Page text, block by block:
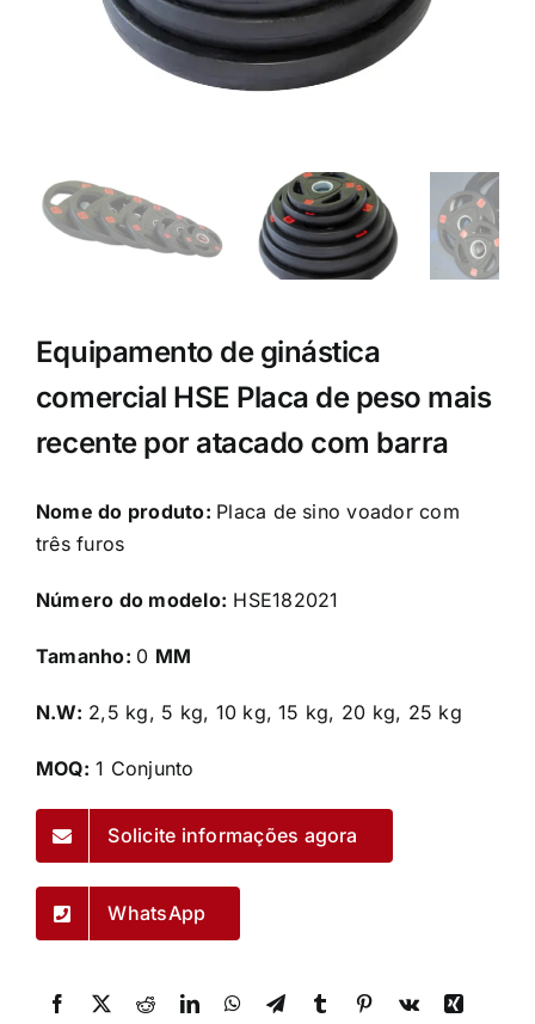
Equipamento de ginástica
comercial HSE Placa de peso mais
recente por atacado com barra
Nome do produto: Placa de sino voador com
três furos
Número do modelo: HSE182021
Tamanho: 0 MM
N.W: 2,5 kg, 5 kg, 10 kg, 15 kg, 20 kg, 25 kg
MOQ: 1 Conjunto
Solicite informações agora
WhatsApp